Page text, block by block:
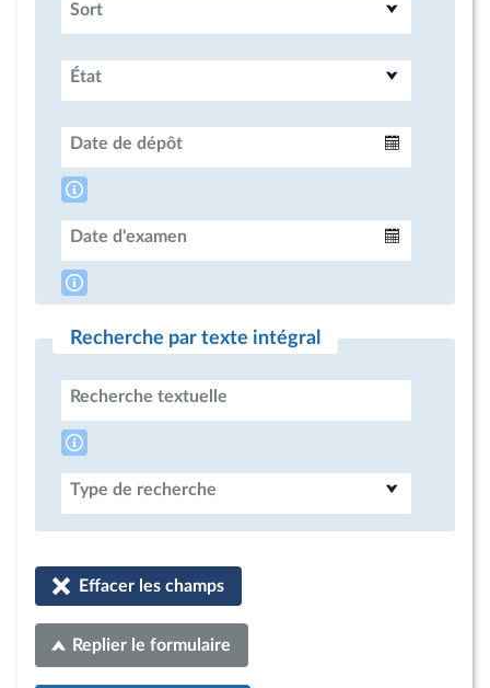
Sort
État
Date de dépôt
Date d'examen
Recherche par texte intégral
Recherche textuelle
Type de recherche
Effacer les champs
Replier le formulaire